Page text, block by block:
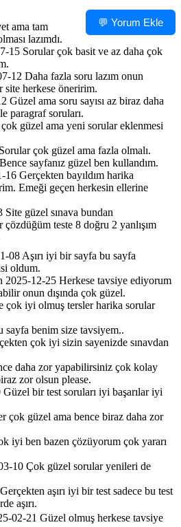
💬 Yorum Ekle
ama tam
lazımdı.
15 Sorular çok basit ve az daha çok
12 Daha fazla soru lazım onun
site herkese öneririm.
Güzel ama soru sayısı az biraz daha
paragraf soruları.
güzel ama yeni sorular eklenmesi
Sorular çok güzel ama fazla olmalı.
Bence sayfanız güzel ben kullandım.
16 Gerçekten bayıldım harika
Emeği geçen herkesin ellerine
Site güzel sınava bundan
çözdüğüm teste 8 doğru 2 yanlışım
08 Aşırı iyi bir sayfa bu sayfa
oldum.
2025-12-25 Herkese tavsiye ediyorum
onun dışında çok güzel.
çok iyi olmuş tersler harika sorular
sayfa benim size tavsiyem..
çok iyi sizin sayenizde sınavdan
daha zor yapabilirsiniz çok kolay
zor olsun please.
Güzel bir test soruları iyi başarılar iyi
çok güzel ama bence biraz daha zor
iyi ben bazen çözüyorum çok yararı
10 Çok güzel sorular yenileri de
Gerçekten aşırı iyi bir test sadece bu test
aşırı.
02-21 Güzel olmuş herkese tavsiye